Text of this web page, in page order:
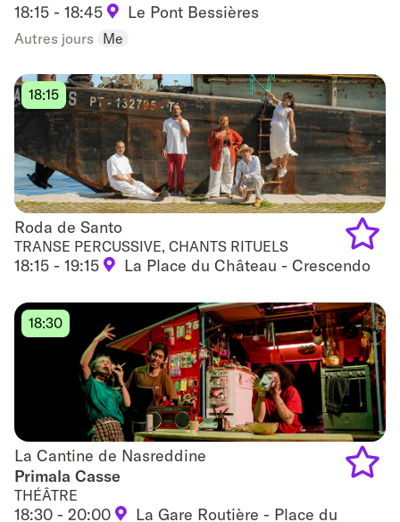
18:15 - 18:45 Le Pont Bessières
Autres jours Me
Roda de Santo
Roda de Santo
TRANSE PERCUSSIVE, CHANTS RITUELS
18:15 - 19:15 La Place du Château - Crescendo
18:15
Add
to
La Cantine de Nasreddine
La Cantine de Nasreddine
Primala Casse
THÉÂTRE
18:30 - 20:00 La Gare Routière - Place du
18:30